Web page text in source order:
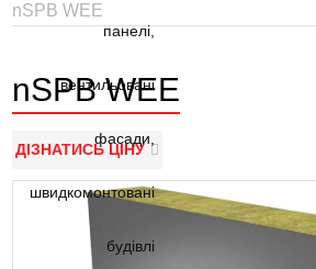
nSPB WEE
nSPB WEE
ДІЗНАТИСЬ ЦІНУ